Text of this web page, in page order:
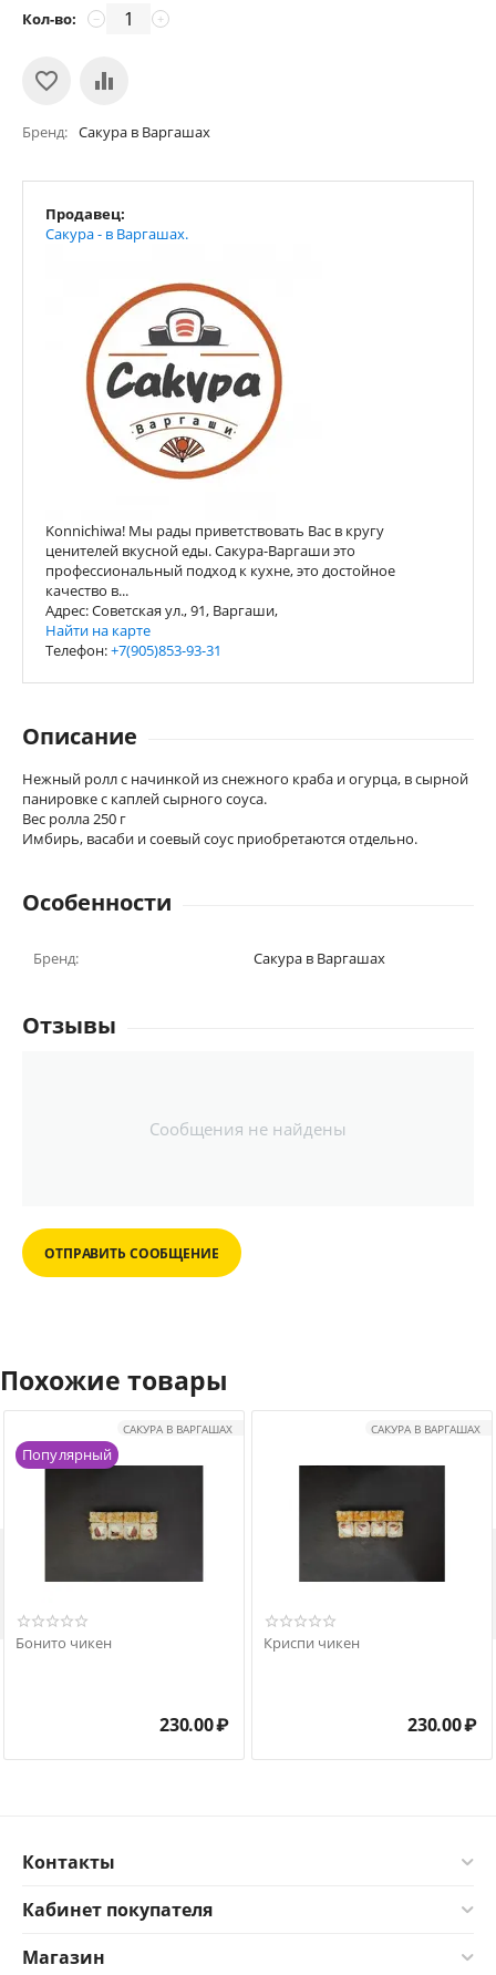
Кол-во: +
−
Бренд Сакура в Варгашах
Продавец:
Сакура - в Варгашах.
Konnichiwa! Мы рады приветствовать Вас в кругу
ценителей вкусной еды. Сакура-Варгаши это
профессиональный подход к кухне, это достойное
качество в...
Адрес: Советская ул., 91, Варгаши,
Найти на карте
Телефон:+7(905)853-93-31
Описание
Нежный ролл с начинкой из снежного краба и огурца, в сырной
панировке с каплей сырного соуса.
Вес ролла 250 г
Имбирь, васаби и соевый соус приобретаются отдельно.
Особенности
Бренд: Сакура в Варгашах
Отзывы
Сообщения не найдены
ОТПРАВИТЬ СООБЩЕНИЕ
Похожие товары
САКУРА В ВАРГАШАХ
Популярный
Бонито чикен
230.00₽
САКУРА В ВАРГАШАХ
Криспи чикен
230.00₽
Контакты
Кабинет покупателя
Магазин